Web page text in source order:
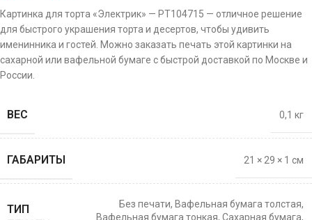
Картинка для торта «Электрик» — PT104715 — отличное решение
для быстрого украшения торта и десертов, чтобы удивить
именинника и гостей. Можно заказать печать этой картинки на
сахарной или вафельной бумаге с быстрой доставкой по Москве и
России.
ВЕС 0,1 кг
ГАБАРИТЫ 21 × 29 × 1 см
ТИП
Без печати, Вафельная бумага толстая,
Вафельная бумага тонкая, Сахарная бумага,